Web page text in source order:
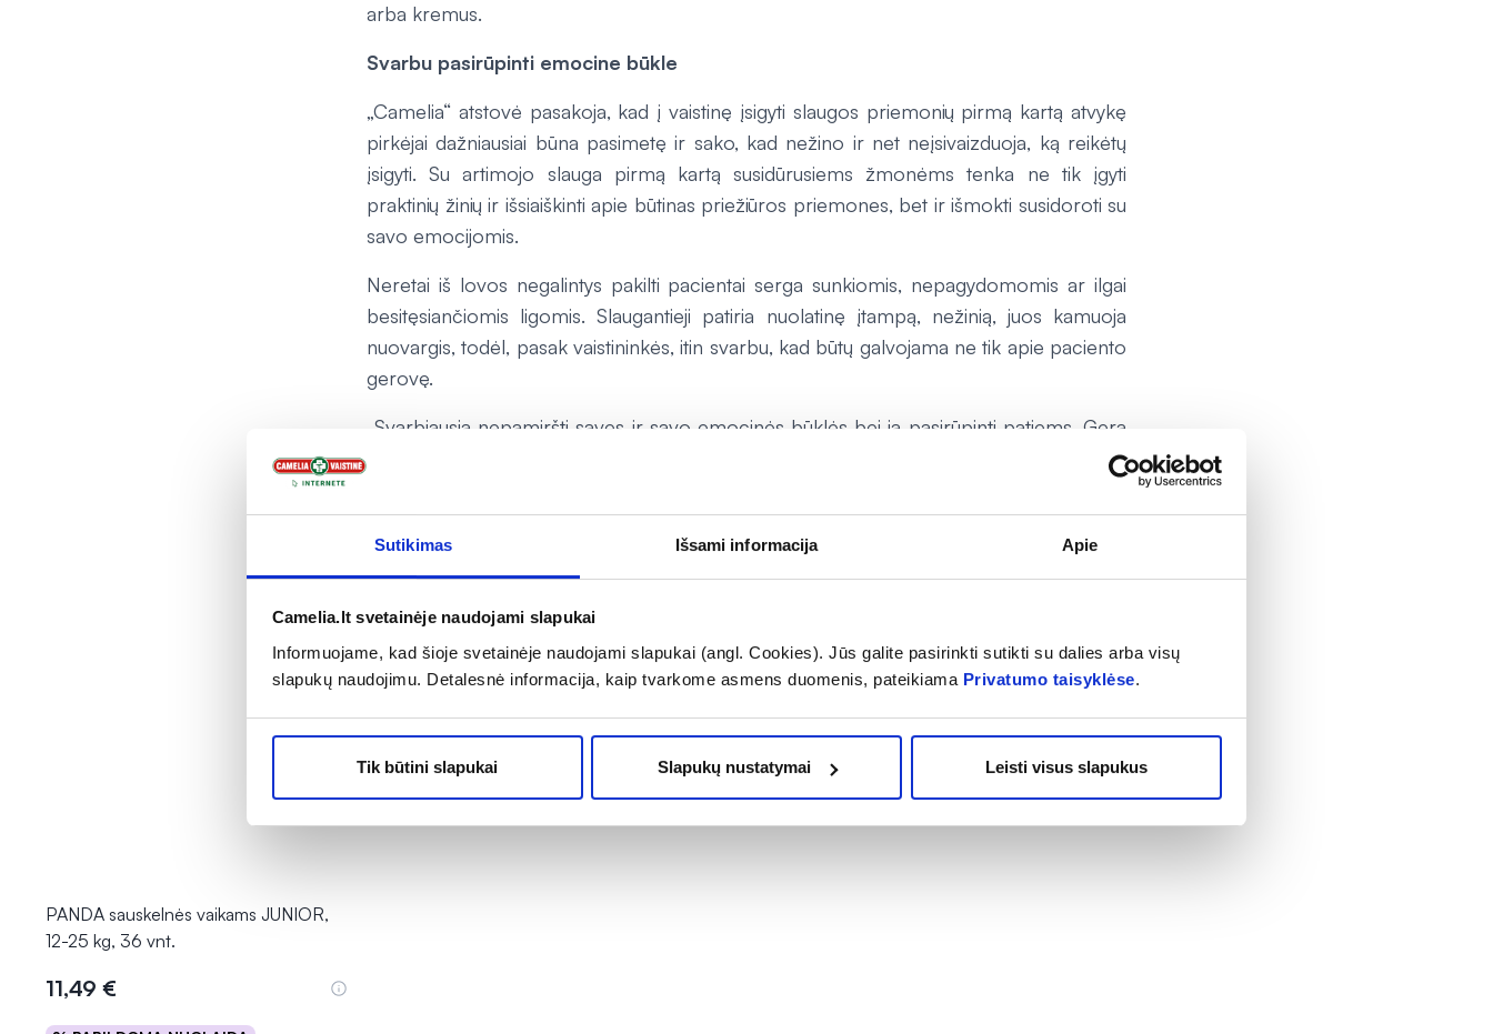
Sutikimas Išsami informacija Apie
Camelia.lt svetainėje naudojami slapukai
Informuojame, kad šioje svetainėje naudojami slapukai (angl. Cookies). Jūs galite pasirinkti sutikti su dalies arba visų
slapukų naudojimu. Detalesnė informacija, kaip tvarkome asmens duomenis, pateikiama Privatumo taisyklėse.
Tik būtini slapukai Slapukų nustatymai Leisti visus slapukus
arba kremus.
Svarbu pasirūpinti emocine būkle
„Camelia“ atstovė pasakoja, kad į vaistinę įsigyti slaugos priemonių pirmą kartą atvykę
pirkėjai dažniausiai būna pasimetę ir sako, kad nežino ir net neįsivaizduoja, ką reikėtų
įsigyti. Su artimojo slauga pirmą kartą susidūrusiems žmonėms tenka ne tik įgyti
praktinių žinių ir išsiaiškinti apie būtinas priežiūros priemones, bet ir išmokti susidoroti su
savo emocijomis.
Neretai iš lovos negalintys pakilti pacientai serga sunkiomis, nepagydomomis ar ilgai
besitęsiančiomis ligomis. Slaugantieji patiria nuolatinę įtampą, nežinią, juos kamuoja
nuovargis, todėl, pasak vaistininkės, itin svarbu, kad būtų galvojama ne tik apie paciento
gerovę.
„Svarbiausia nepamiršti savęs ir savo emocinės būklės bei ja pasirūpinti patiems. Gera
nuotaika padeda greičiau pasveikti ar ramiau jaustis ir slaugomam žmogui, ir padeda
PANDA sauskelnės vaikams JUNIOR,
12-25 kg, 36 vnt.
11,49 €